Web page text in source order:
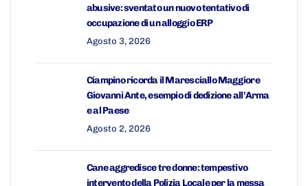
abusive: sventato un nuovo tentativo di
occupazione di un alloggio ERP
Agosto 3, 2026
Ciampino ricorda il Maresciallo Maggiore
Giovanni Ante, esempio di dedizione all’Arma
e al Paese
Agosto 2, 2026
Cane aggredisce tre donne: tempestivo
intervento della Polizia Locale per la messa